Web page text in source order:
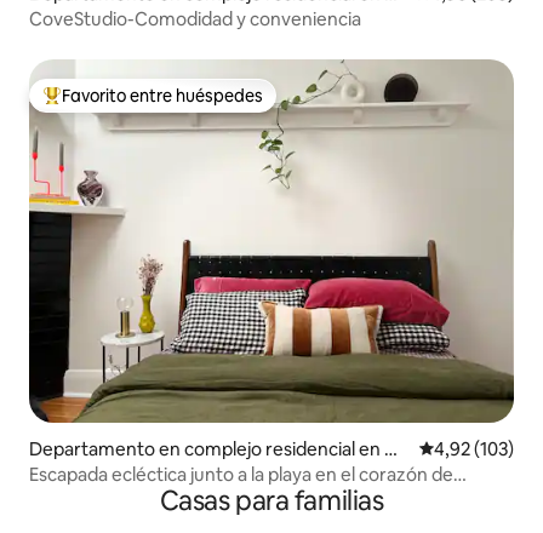
allett Cove
CoveStudio-Comodidad y conveniencia
Favorito entre los huéspedes más destacados
Favorito entre huéspedes
Departamento en complejo residencial en Gl
enelg
Calificación
4,92 (103)
Escapada ecléctica junto a la playa en el corazón de
Casas para familias